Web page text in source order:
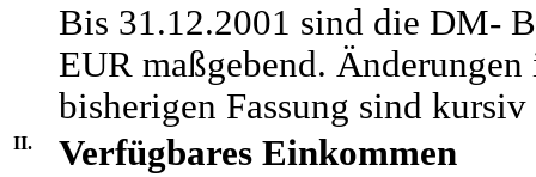
Bis 31.12.2001 sind die DM-
EUR maßgebend.
bisherigen Fassung sind kursiv
II. Verfügbares Einkommen